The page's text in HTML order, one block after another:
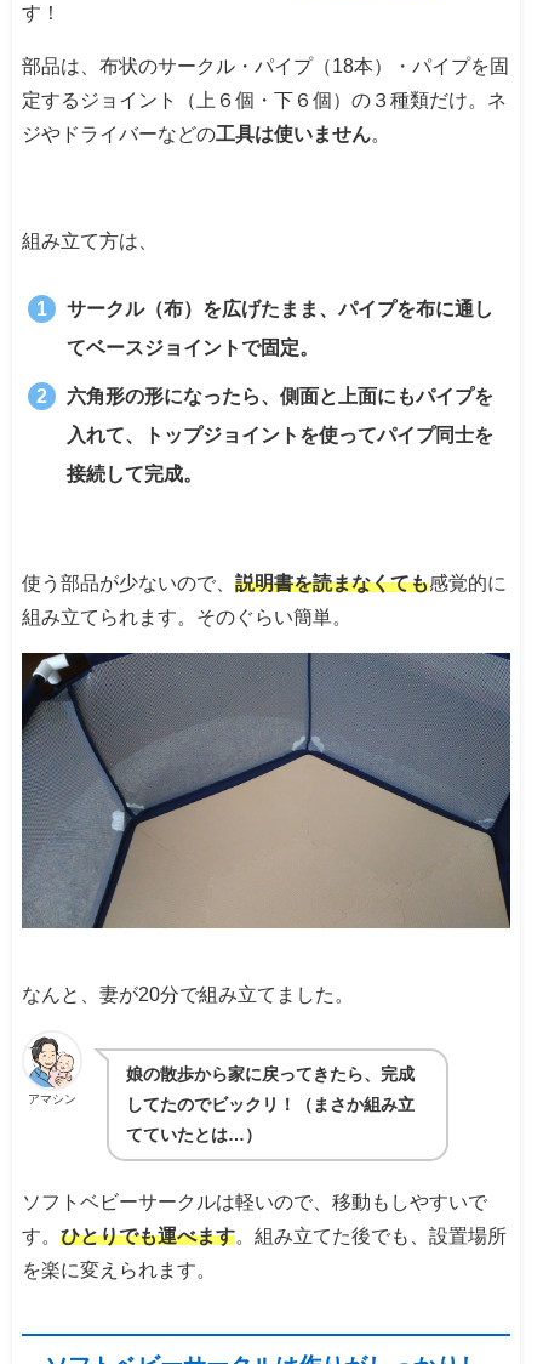
す！
部品は、布状のサークル・パイプ（18本）・パイプを固
定するジョイント（上６個・下６個）の３種類だけ。ネ
ジやドライバーなどの工具は使いません
組み立て方は、
サークル（布）を広げたまま、パイプを布に通し
てベースジョイントで固定。
六角形の形になったら、側面と上面にもパイプを
入れて、トップジョイントを使ってパイプ同士を
接続して完成。
使う部品が少ないので、 説明書を読まなくても感覚的に
組み立てられます。そのぐらい簡単。
なんと、妻が20分で組み立てました。
アマシン
娘の散歩から家に戻ってきたら、完成
してたのでビックリ！（まさか組み立
てていたとは…）
ソフトベビーサークルは軽いので、移動もしやすいで
す。 ひとりでも運べます。組み立てた後でも、設置場所
を楽に変えられます。